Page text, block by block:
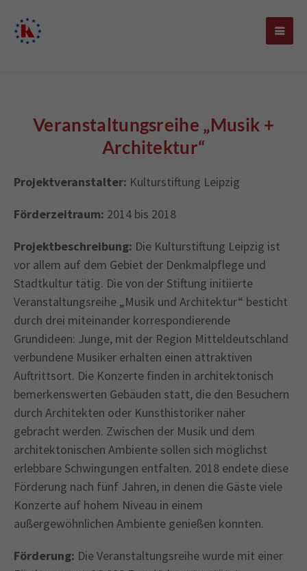
Veranstaltungsreihe „Musik +
Architektur“
Projektveranstalter: Kulturstiftung Leipzig
Förderzeitraum: 2014 bis 2018
Projektbeschreibung: Die Kulturstiftung Leipzig ist
vor allem auf dem Gebiet der Denkmalpflege und
Stadtkultur tätig. Die von der Stiftung initiierte
Veranstaltungsreihe „Musik und Architektur“ besticht
durch drei miteinander korrespondierende
Grundideen: Junge, mit der Region Mitteldeutschland
verbundene Musiker erhalten einen attraktiven
Auftrittsort. Die Konzerte finden in architektonisch
bemerkenswerten Gebäuden statt, die den Besuchern
durch Architekten oder Kunsthistoriker näher
gebracht werden. Zwischen der Musik und dem
architektonischen Ambiente sollen sich möglichst
erlebbare Schwingungen entfalten. 2018 endete diese
Förderung nach fünf Jahren, in denen die Gäste viele
Konzerte auf hohem Niveau in einem
außergewöhnlichen Ambiente genießen konnten.
Förderung: Die Veranstaltungsreihe wurde mit einer